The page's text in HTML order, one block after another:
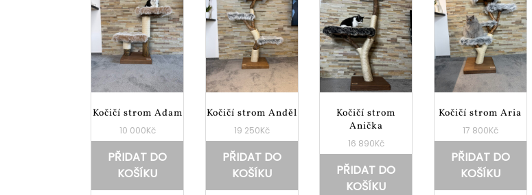
Kočičí strom Adam
10 000Kč
PŘIDAT DO
KOŠÍKU
Kočičí strom Anděl
19 250Kč
PŘIDAT DO
KOŠÍKU
Kočičí strom
Anička
16 890Kč
PŘIDAT DO
KOŠÍKU
Kočičí strom Aria
17 800Kč
PŘIDAT DO
KOŠÍKU